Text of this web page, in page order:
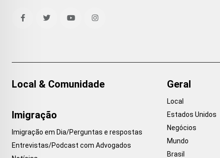
Local & Comunidade
Imigração
Imigração em Dia/Perguntas e respostas
Entrevistas/Podcast com Advogados
Geral
Local
Estados Unidos
Negócios
Mundo
Brasil